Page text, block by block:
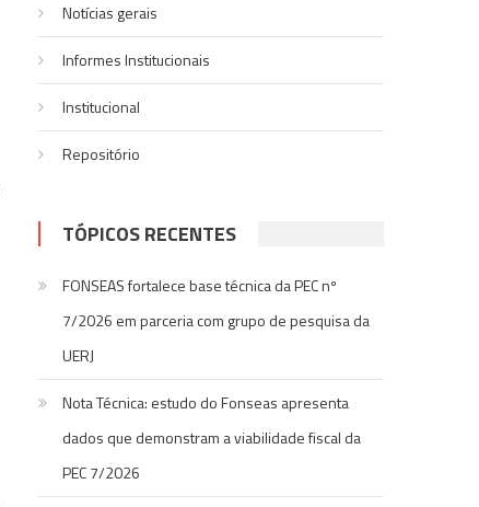
Notí­cias gerais
Informes Institucionais
Institucional
Repositório
TÓPICOS RECENTES
FONSEAS fortalece base técnica da PEC nº
7/2026 em parceria com grupo de pesquisa da
UERJ
Nota Técnica: estudo do Fonseas apresenta
dados que demonstram a viabilidade fiscal da
PEC 7/2026